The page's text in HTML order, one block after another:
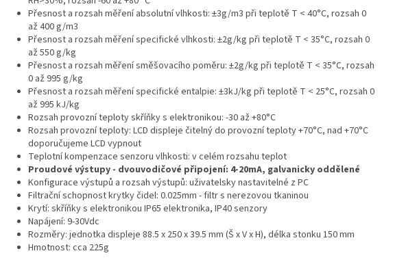
Přesnost a rozsah měření absolutní vlhkosti: ±3g/m3 při teplotě T < 40°C, rozsah 0
až 400 g/m3
Přesnost a rozsah měření specifické vlhkosti: ±2g/kg při teplotě T < 35°C, rozsah 0
až 550 g/kg
Přesnost a rozsah měření směšovacího poměru: ±2g/kg při teplotě T < 35°C, rozsah
0 až 995 g/kg
Přesnost a rozsah měření specifické entalpie: ±3kJ/kg při teplotě T < 25°C, rozsah 0
až 995 kJ/kg
Rozsah provozní teploty skříňky s elektronikou: -30 až +80°C
Rozsah provozní teploty: LCD displeje čitelný do provozní teploty +70°C, nad +70°C
doporučujeme LCD vypnout
Teplotní kompenzace senzoru vlhkosti: v celém rozsahu teplot
Proudové výstupy - dvouvodičové připojení: 4-20mA, galvanicky oddělené
Konfigurace výstupů a rozsah výstupů: uživatelsky nastavitelné z PC
Filtrační schopnost krytky čidel: 0.025mm - filtr s nerezovou tkaninou
Krytí: skříňky s elektronikou IP65 elektronika, IP40 senzory
Napájení: 9-30Vdc
Rozměry: jednotka displeje 88.5 x 250 x 39.5 mm (Š x V x H), délka stonku 150 mm
Hmotnost: cca 225g